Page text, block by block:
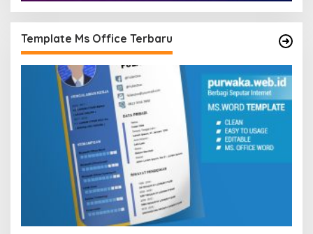
Template Ms Office Terbaru